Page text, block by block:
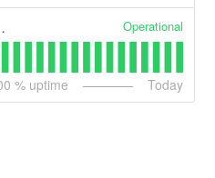
Operational
% uptime Today